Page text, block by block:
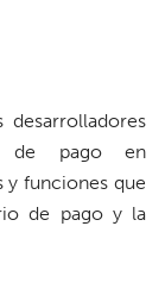
de pago en
funciones que
de pago y la